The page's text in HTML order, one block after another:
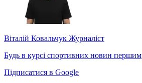
Віталій Ковальчук Журналіст
Будь в курсі спортивних новин першим
Підписатися в Google